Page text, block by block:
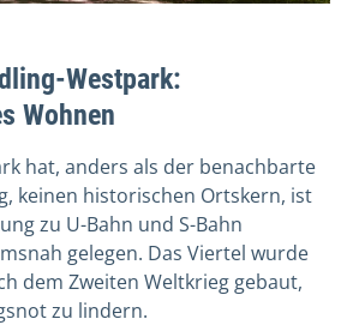
Westpark:
Wohnen
hat, anders als der benachbarte
keinen historischen Ortskern, ist
zu U-Bahn und S-Bahn
gelegen. Das Viertel wurde
dem Zweiten Weltkrieg gebaut,
zu lindern.